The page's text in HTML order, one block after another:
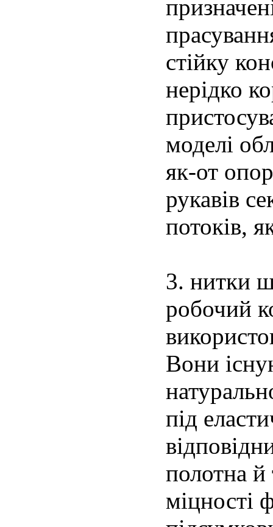
стійку
нерідко
моделі
як-от
рукавів
потоків,
3. нитки
робочий
Вони
під
полотна й
міцності